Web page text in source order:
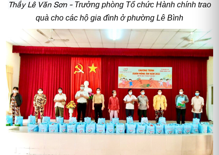
Thầy Lê Văn Sơn - Trưởng phòng Tổ chức Hành chính trao
quà cho các hộ gia đình ở phường Lê Bình